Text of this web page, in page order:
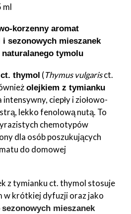
ml
korzenny aromat
sezonowych mieszanek
naturalanego tymolu
thymol (Thymus vulgarisct.
olejkiem z tymianku
intensywny, ciepły i ziołowo-
lekko fenolową nutą. To
chemotypów
dla osób poszukujących
do domowej
z tymianku ct. thymol stosuje
w krótkiej dyfuzji oraz jako
sezonowych mieszanek